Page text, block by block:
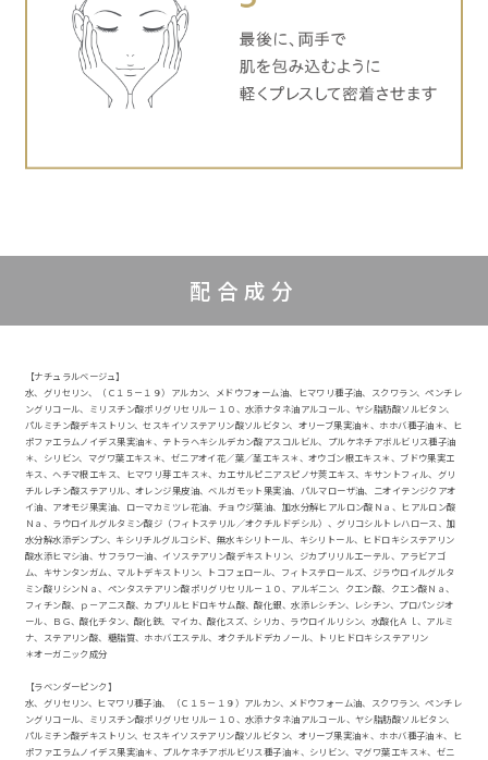
配合成分
【ナチュラルベージュ】
水、グリセリン、（Ｃ１５－１９）アルカン、メドウフォーム油、ヒマワリ種子油、スクワラン、ペンチレ
ングリコール、ミリスチン酸ポリグリセリル－１０、水添ナタネ油アルコール、ヤシ脂肪酸ソルビタン、
パルミチン酸デキストリン、セスキイソステアリン酸ソルビタン、オリーブ果実油＊、ホホバ種子油＊、ヒ
ポファエラムノイデス果実油＊、テトラヘキシルデカン酸アスコルビル、プルケネチアボルビリス種子油
＊、シリビン、マグワ葉エキス＊、ゼニアオイ花／葉／茎エキス＊、オウゴン根エキス＊、ブドウ果実エ
キス、ヘチマ根エキス、ヒマワリ芽エキス＊、カエサルピニアスピノサ莢エキス、キサントフィル、グリ
チルレチン酸ステアリル、オレンジ果皮油、ベルガモット果実油、パルマローザ油、ニオイテンジクアオ
イ油、アオモジ果実油、ローマカミツレ花油、チョウジ葉油、加水分解ヒアルロン酸Ｎａ、ヒアルロン酸
Ｎａ、ラウロイルグルタミン酸ジ（フィトステリル／オクチルドデシル）、グリコシルトレハロース、加
水分解水添デンプン、キシリチルグルコシド、無水キシリトール、キシリトール、ヒドロキシステアリン
酸水添ヒマシ油、サフラワー油、イソステアリン酸デキストリン、ジカプリリルエーテル、アラビアゴ
ム、キサンタンガム、マルトデキストリン、トコフェロール、フィトステロールズ、ジラウロイルグルタ
ミン酸リシンＮａ、ペンタステアリン酸ポリグリセリル－１０、アルギニン、クエン酸、クエン酸Ｎａ、
フィチン酸、ｐ－アニス酸、カプリルヒドロキサム酸、酸化銀、水添レシチン、レシチン、プロパンジオ
ール、ＢＧ、酸化チタン、酸化鉄、マイカ、酸化スズ、シリカ、ラウロイルリシン、水酸化Ａｌ、アルミ
ナ、ステアリン酸、糖脂質、ホホバエステル、オクチルドデカノール、トリヒドロキシステアリン
＊オーガニック成分
【ラベンダーピンク】
水、グリセリン、ヒマワリ種子油、（Ｃ１５－１９）アルカン、メドウフォーム油、スクワラン、ペンチレ
ングリコール、ミリスチン酸ポリグリセリル－１０、水添ナタネ油アルコール、ヤシ脂肪酸ソルビタン、
パルミチン酸デキストリン、セスキイソステアリン酸ソルビタン、オリーブ果実油＊、ホホバ種子油＊、ヒ
ポファエラムノイデス果実油＊、プルケネチアボルビリス種子油＊、シリビン、マグワ葉エキス＊、ゼニ